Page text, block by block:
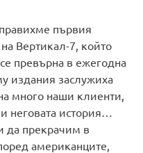
първия
Вертикал-7, който
превърна в ежегодна
издания заслужиха
много наши клиенти,
неговата история…
да прекрачим в
американците,